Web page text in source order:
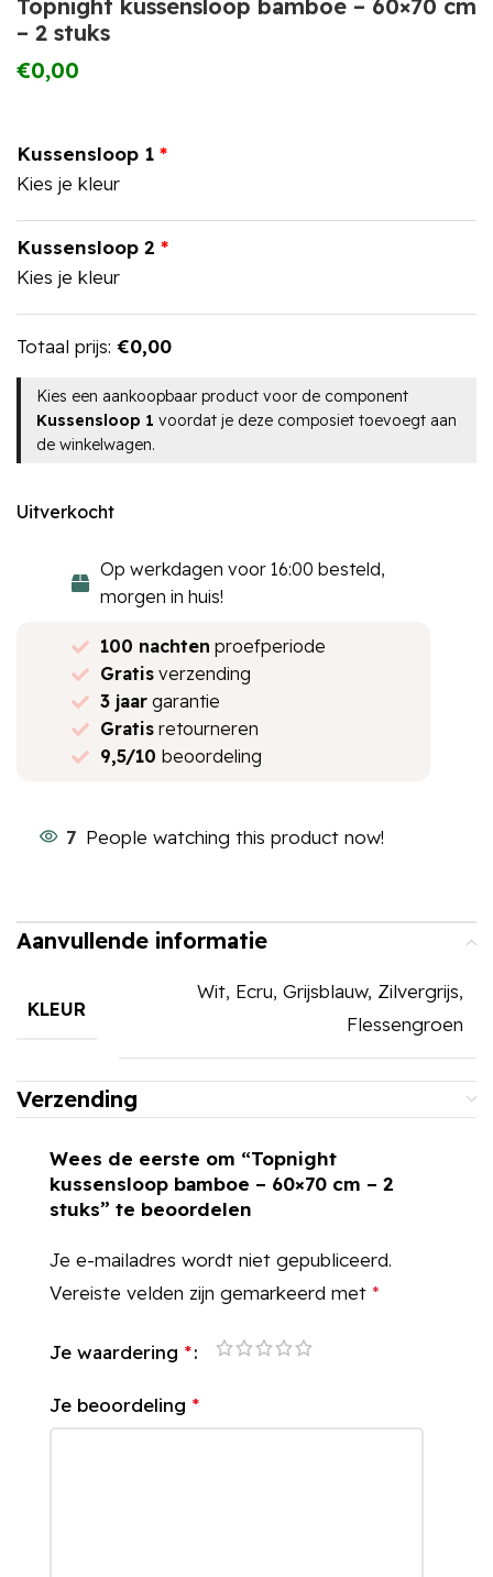
Topnight kussensloop bamboe – 60×70 cm
– 2 stuks
€0,00
Kussensloop 1
Kies je kleur
Kussensloop 2
Kies je kleur
Totaal prijs: €0,00
Kies een aankoopbaar product voor de component
Kussensloop 1 voordat je deze composiet toevoegt aan
de winkelwagen.
Uitverkocht
Op werkdagen voor 16:00 besteld,
morgen in huis!
100 nachten proefperiode
Gratis verzending
3 jaar garantie
Gratis retourneren
9,5/10 beoordeling
7 People watching this product now!
Aanvullende informatie
KLEUR
Wit, Ecru, Grijsblauw, Zilvergrijs,
Flessengroen
Verzending
Wees de eerste om “Topnight
kussensloop bamboe – 60×70 cm – 2
stuks” te beoordelen
Je e-mailadres wordt niet gepubliceerd.
Vereiste velden zijn gemarkeerd met *
Je waardering *
Je beoordeling *